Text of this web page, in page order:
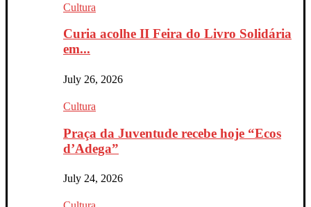
Cultura
Curia acolhe II Feira do Livro Solidária
em...
July 26, 2026
Cultura
Praça da Juventude recebe hoje “Ecos
d’Adega”
July 24, 2026